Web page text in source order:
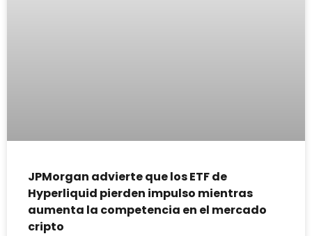
JPMorgan advierte que los ETF de
Hyperliquid pierden impulso mientras
aumenta la competencia en el mercado
cripto